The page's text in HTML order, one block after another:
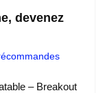
devenez
– Breakout